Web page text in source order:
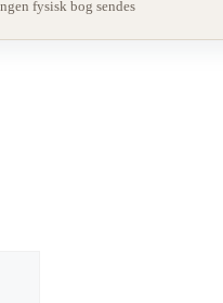
fysisk bog sendes